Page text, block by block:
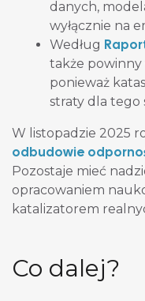
danych,
wyłącznie na
Według
także powinny
ponieważ
straty dla tego
W listopadzie 2025
odbudowie
Pozostaje mieć
opracowaniem
katalizatorem
Co dalej?